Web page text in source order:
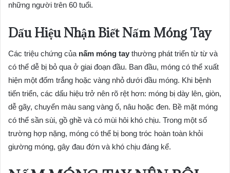
những người trên 60 tuổi.
Dấu Hiệu Nhận Biết Nấm Móng Tay
Các triệu chứng của nấm móng tay thường phát triển từ từ và
có thể dễ bị bỏ qua ở giai đoạn đầu. Ban đầu, móng có thể xuất
hiện một đốm trắng hoặc vàng nhỏ dưới đầu móng. Khi bệnh
tiến triển, các dấu hiệu trở nên rõ rệt hơn: móng bị dày lên, giòn,
dễ gãy, chuyển màu sang vàng ố, nâu hoặc đen. Bề mặt móng
có thể sần sùi, gồ ghề và có mùi hôi khó chịu. Trong một số
trường hợp nặng, móng có thể bị bong tróc hoàn toàn khỏi
giường móng, gây đau đớn và khó chịu đáng kể.